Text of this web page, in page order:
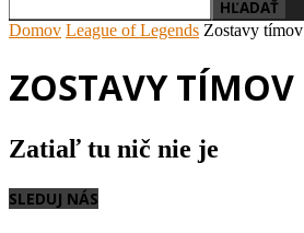
Domov League of Legends Zostavy tímov
ZOSTAVY TÍMOV
Zatiaľ tu nič nie je
SLEDUJ NÁS